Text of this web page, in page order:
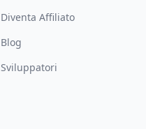
Diventa Affiliato
Blog
Sviluppatori